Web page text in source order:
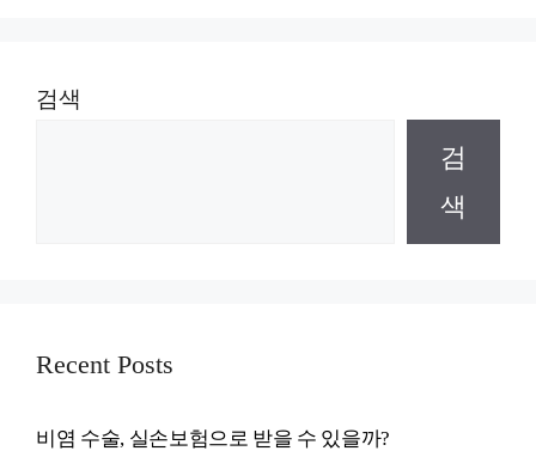
검색
검
색
Recent Posts
비염 수술, 실손보험으로 받을 수 있을까?